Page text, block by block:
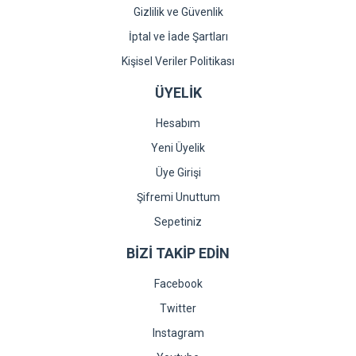
Gizlilik ve Güvenlik
İptal ve İade Şartları
Kişisel Veriler Politikası
ÜYELİK
Hesabım
Yeni Üyelik
Üye Girişi
Şifremi Unuttum
Sepetiniz
BİZİ TAKİP EDİN
Facebook
Twitter
Instagram